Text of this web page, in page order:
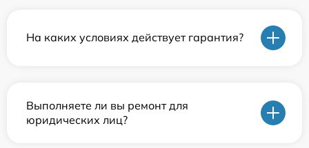
На каких условиях действует гарантия?
Выполняете ли вы ремонт для
юридических лиц?